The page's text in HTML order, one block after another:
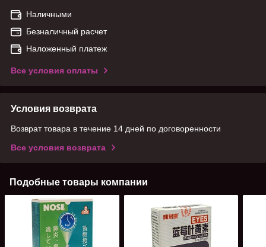
Наличными
Безналичный расчет
Наложенный платеж
Все условия оплаты
Условия возврата
Возврат товара в течение 14 дней по договоренности
Все условия возврата
Подобные товары компании